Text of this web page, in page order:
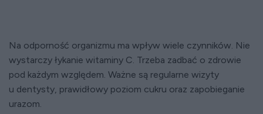
Na odporność organizmu ma wpływ wiele czynników. Nie
wystarczy łykanie witaminy C. Trzeba zadbać o zdrowie
pod każdym względem. Ważne są regularne wizyty
u dentysty, prawidłowy poziom cukru oraz zapobieganie
urazom.